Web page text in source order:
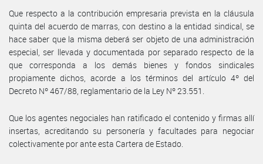
Que respecto a la contribución empresaria prevista en la cláusula
quinta del acuerdo de marras, con destino a la entidad sindical, se
hace saber que la misma deberá ser objeto de una administración
especial, ser llevada y documentada por separado respecto de la
que corresponda a los demás bienes y fondos sindicales
propiamente dichos, acorde a los términos del artículo 4º del
Decreto Nº 467/88, reglamentario de la Ley Nº 23.551.
Que los agentes negociales han ratificado el contenido y firmas allí
insertas, acreditando su personería y facultades para negociar
colectivamente por ante esta Cartera de Estado.